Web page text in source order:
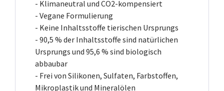
- Klimaneutral und CO2-kompensiert
- Vegane Formulierung
- Keine Inhaltsstoffe tierischen Ursprungs
- 90,5 % der Inhaltsstoffe sind natürlichen
Ursprungs und 95,6 % sind biologisch
abbaubar
- Frei von Silikonen, Sulfaten, Farbstoffen,
Mikroplastik und Mineralölen